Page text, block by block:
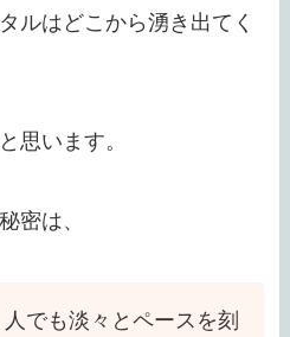
ルはどこから湧き出てく
思います。
密は、
でも淡々とペースを刻